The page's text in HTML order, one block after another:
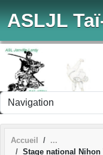
ASLJL
Accueil
Stage national Nihon